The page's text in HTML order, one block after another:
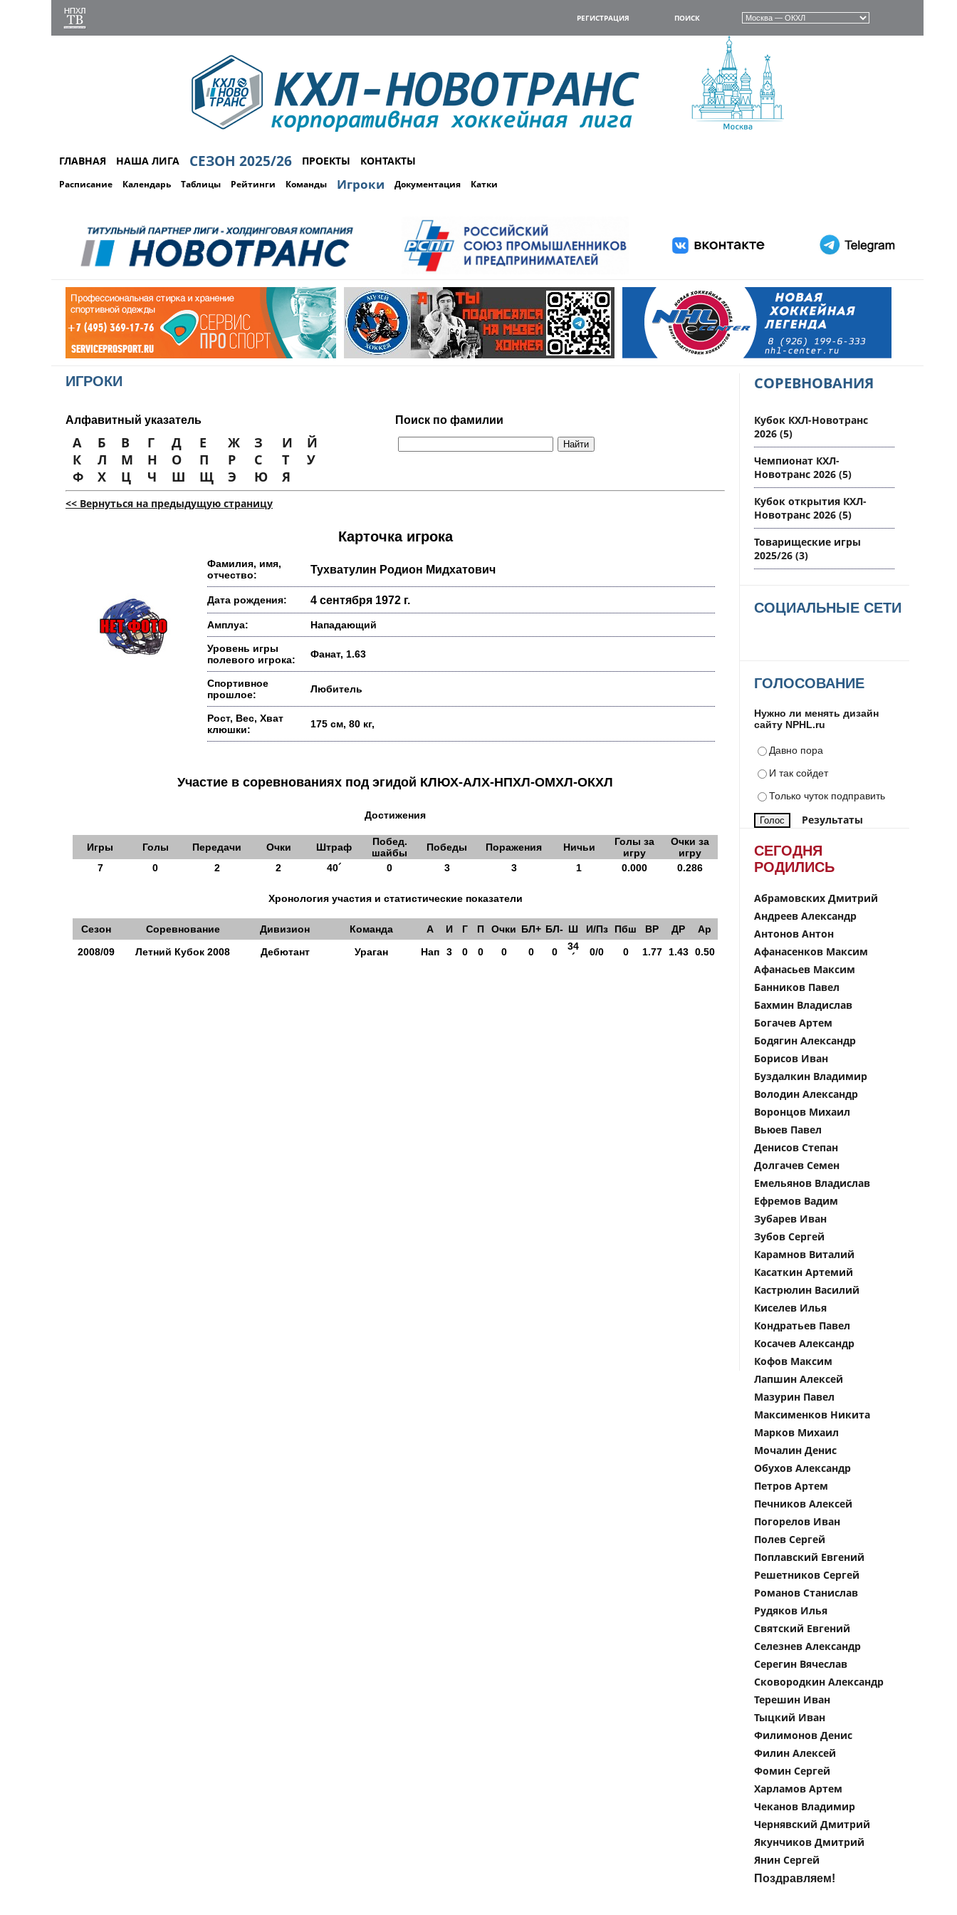
РЕГИСТРАЦИЯ ПОИСК
ГЛАВНАЯ НАША ЛИГА СЕЗОН 2025/26 ПРОЕКТЫ КОНТАКТЫ
Расписание Календарь Таблицы Рейтинги Команды Игроки Документация Катки
ИГРОКИ
Алфавитный указатель Поиск по фамилии
А Б В Г Д Е Ж З И
Й
К
Л М Н О П Р С Т
У
Ф
Х Ц Ч Ш Щ Э Ю Я
<< Вернуться на предыдущую страницу
Карточка игрока
Фамилия, имя,
отчество:
Тухватулин Родион Мидхатович
Дата рождения: 4 сентября 1972 г.
Амплуа: Нападающий
Уровень игры
полевого игрока:
Фанат, 1.63
Спортивное
прошлое:
Любитель
Рост, Вес, Хват
клюшки:
175 см, 80 кг,
Участие в соревнованиях под эгидой КЛЮХ-АЛХ-НПХЛ-ОМХЛ-ОКХЛ
Достижения
Игры Голы Передачи Очки Штраф
Побед.
шайбы
Победы Поражения Ничьи
Голы за
игру
Очки за
игру
7
0 2 2 40´ 0 3 3 1 0.000 0.286
Хронология участия и статистические показатели
Сезон Соревнование Дивизион Команда А И Г П Очки БЛ+ БЛ- Ш И/Пз Пбш ВР ДР
Ар
2008/09
Летний Кубок 2008 Дебютант Ураган Нап 3 0 0 0 0 0
34
´
0/0 0 1.77 1.43 0.50
СОРЕВНОВАНИЯ
Кубок КХЛ-Новотранс
2026 (5)
Чемпионат КХЛ-
Новотранс 2026 (5)
Кубок открытия КХЛ-
Новотранс 2026 (5)
Товарищеские игры
2025/26 (3)
СОЦИАЛЬНЫЕ СЕТИ
ГОЛОСОВАНИЕ
Нужно ли менять дизайн
сайту NPHL.ru
Давно пора
И так сойдет
Только чуток подправить
Результаты
СЕГОДНЯ
РОДИЛИСЬ
Абрамовских Дмитрий
Андреев Александр
Антонов Антон
Афанасенков Максим
Афанасьев Максим
Банников Павел
Бахмин Владислав
Богачев Артем
Бодягин Александр
Борисов Иван
Буздалкин Владимир
Володин Александр
Воронцов Михаил
Вьюев Павел
Денисов Степан
Долгачев Семен
Емельянов Владислав
Ефремов Вадим
Зубарев Иван
Зубов Сергей
Карамнов Виталий
Касаткин Артемий
Кастрюлин Василий
Киселев Илья
Кондратьев Павел
Косачев Александр
Кофов Максим
Лапшин Алексей
Мазурин Павел
Максименков Никита
Марков Михаил
Мочалин Денис
Обухов Александр
Петров Артем
Печников Алексей
Погорелов Иван
Полев Сергей
Поплавский Евгений
Решетников Сергей
Романов Станислав
Рудяков Илья
Святский Евгений
Селезнев Александр
Серегин Вячеслав
Сковородкин Александр
Терешин Иван
Тыцкий Иван
Филимонов Денис
Филин Алексей
Фомин Сергей
Харламов Артем
Чеканов Владимир
Чернявский Дмитрий
Якунчиков Дмитрий
Янин Сергей
Поздравляем!